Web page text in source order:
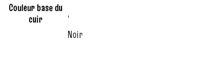
Couleur base du
cuir
,
Noir